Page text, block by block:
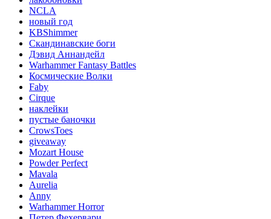
NCLA
новый год
KBShimmer
Скандинавские боги
Дэвид Аннандейл
Warhammer Fantasy Battles
Космические Волки
Faby
Cirque
наклейки
пустые баночки
CrowsToes
giveaway
Mozart House
Powder Perfect
Mavala
Aurelia
Anny
Warhammer Horror